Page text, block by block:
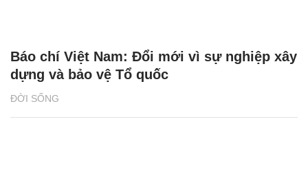
ĐỜI SỐNG
Báo chí Việt Nam: Đổi mới vì sự nghiệp xây
dựng và bảo vệ Tổ quốc